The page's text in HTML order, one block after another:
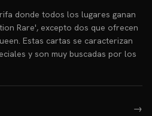
donde todos los lugares ganan
Rare', excepto dos que ofrecen
Estas cartas se caracterizan
y son muy buscadas por los
→